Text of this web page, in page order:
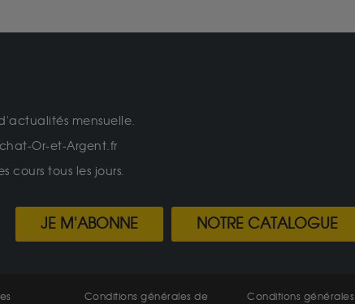
mensuelle.
Or-et-Argent.fr
cours tous les jours.
JE M'ABONNE NOTRE CATALOGUE
Conditions générales de
Conditions générales